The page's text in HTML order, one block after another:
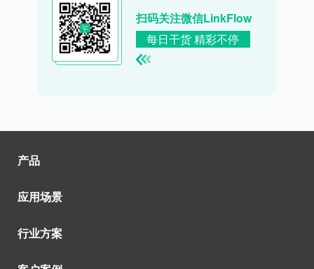
扫码关注微信LinkFlow
每日干货 精彩不停
产品
应用场景
行业方案